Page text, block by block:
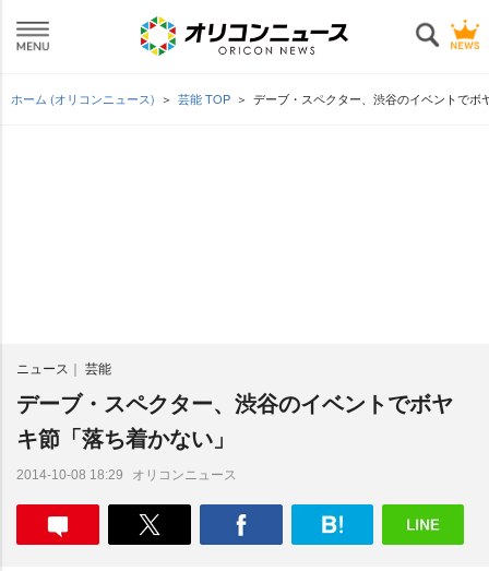
ホーム (オリコンニュース) 芸能 TOP デーブ・スペクター、渋谷のイベントでボ
ニュース 芸能
デーブ・スペクター、渋谷のイベントでボヤ
キ節「落ち着かない」
2014-10-08 18:29 オリコンニュース